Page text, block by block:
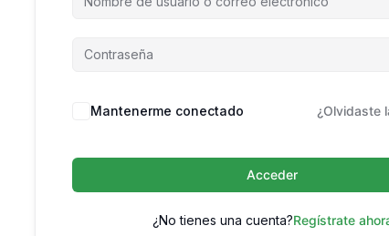
Mantenerme conectado ¿Olvidaste
Acceder
¿No tienes una cuenta?Regístrate